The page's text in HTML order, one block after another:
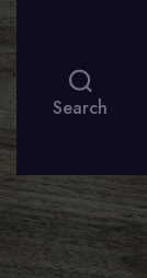
Search